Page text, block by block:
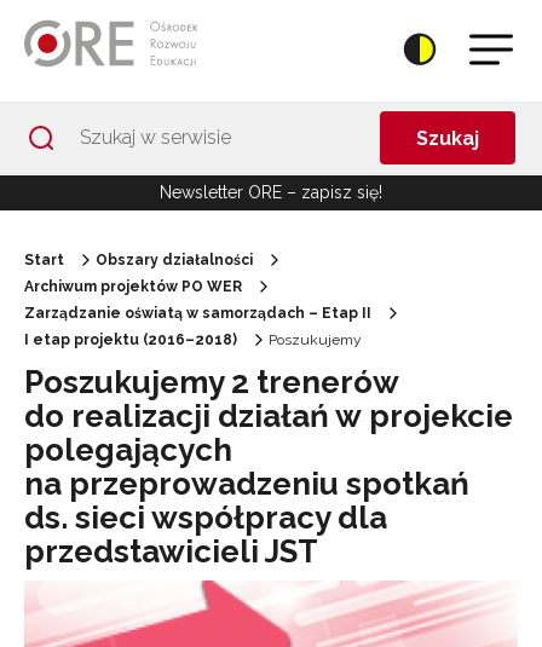
Szukaj
Newsletter ORE – zapisz się!
Start
Obszary działalności
Archiwum projektów PO WER
Zarządzanie oświatą w samorządach – Etap II
I etap projektu (2016–2018)
Poszukujemy
Poszukujemy 2 trenerów
do realizacji działań w projekcie
polegających
na przeprowadzeniu spotkań
ds. sieci współpracy dla
przedstawicieli JST